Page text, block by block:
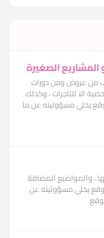
الصغيرة
من عروض ومن دورات
الا للتاجرات ، وكذلك
يخلي مسؤوليته عن ما
، والمواضيع المضافة
يخلي مسؤوليته عن